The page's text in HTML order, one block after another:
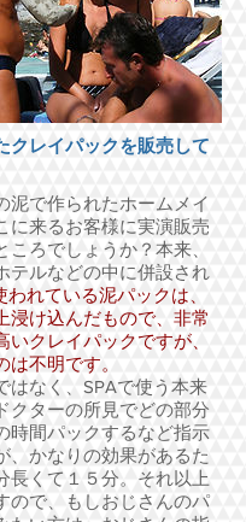
クレイパックを販売して
泥で作られたホームメイ
に来るお客様に実演販売
ころでしょうか？本来、
テルなどの中に併設され
われている泥パックは、
浸け込んだもので、非常
いクレイパックですが、
は不明です。
はなく、SPAで使う本来
クターの所見でどの部分
時間パックするなど指示
、かなりの効果があるた
長くて１５分。それ以上
ので、もしおじさんのパ